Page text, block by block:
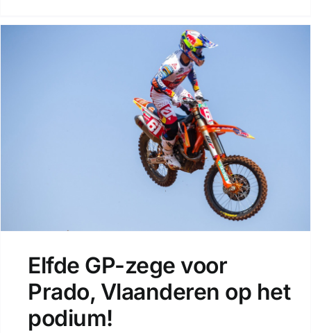
Elfde GP-zege voor
Prado, Vlaanderen op het
podium!